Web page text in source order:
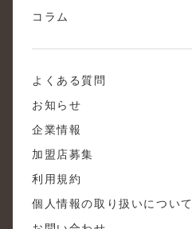
コラム
よくある質問
お知らせ
企業情報
加盟店募集
利用規約
個人情報の取り扱いについて